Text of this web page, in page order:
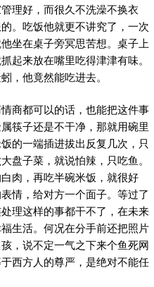
理好，而很久不洗澡不换衣
。吃饭他就更不讲究了，一次
坐在桌子旁冥思苦想。桌子上
起来放在嘴里吃得津津有味。
，他竟然能吃进去。
商都可以的话，也能把这件事
筷子还是不干净，那就用碗里
的一端插进拔出反复几次，只
盘子菜，就说怕辣，只吃鱼。
肉，再吃半碗米饭，就很好
情，给对方一个面子。等过了
理这样的事都干不了，在未来
生活。何况在分手前还把照片
，说不定一气之下来个鱼死网
西方人的尊严，是绝对不能任